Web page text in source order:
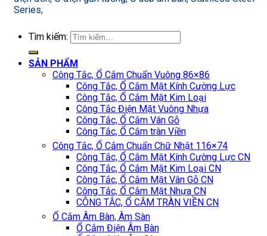
Series,
Tìm kiếm:
SẢN PHẨM
Công Tắc, Ổ Cắm Chuẩn Vuông 86×86
Công Tắc, Ổ Cắm Mặt Kính Cường Lực
Công Tắc, Ổ Cắm Mặt Kim Loại
Công Tắc Điện Mặt Vuông Nhựa
Công Tắc, Ổ Cắm Vân Gỗ
Công Tắc, Ổ Cắm tràn Viền
Công Tắc, Ổ Cắm Chuẩn Chữ Nhật 116×74
Công Tắc, Ổ Cắm Mặt Kính Cường Lực CN
Công Tắc, Ổ Cắm Mặt Kim Loại CN
Công Tắc, Ổ Cắm Mặt Vân Gỗ CN
Công Tắc, Ổ Cắm Mặt Nhựa CN
CÔNG TẮC, Ổ CẮM TRÀN VIỀN CN
Ổ Cắm Âm Bàn, Âm Sàn
Ổ Cắm Điện Âm Bàn